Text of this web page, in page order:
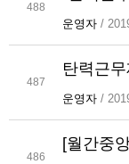
488
운영자 /
487
탄력근
운영자 /
486